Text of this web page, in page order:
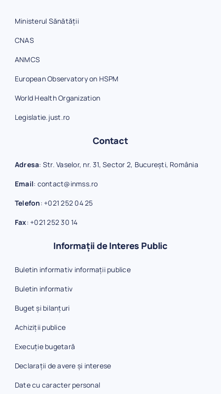
Ministerul Sănătății
CNAS
ANMCS
European Observatory on HSPM
World Health Organization
Legislatie.just.ro
Contact
Adresa: Str. Vaselor, nr. 31, Sector 2, București, România
Email: contact@inmss.ro
Telefon: +021 252 04 25
Fax: +021 252 30 14
Informații de Interes Public
Buletin informativ informații publice
Buletin informativ
Buget și bilanțuri
Achiziții publice
Execuție bugetară
Declarații de avere și interese
Date cu caracter personal